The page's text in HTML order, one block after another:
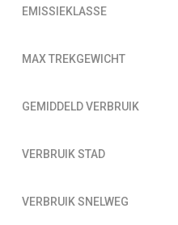
EMISSIEKLASSE
MAX TREKGEWICHT
GEMIDDELD VERBRUIK
VERBRUIK STAD
VERBRUIK SNELWEG